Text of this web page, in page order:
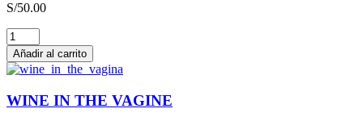
cantidad
S/50.00
THE
HAPPY
WINE
cantidad
Añadir al carrito
WINE IN THE VAGINE